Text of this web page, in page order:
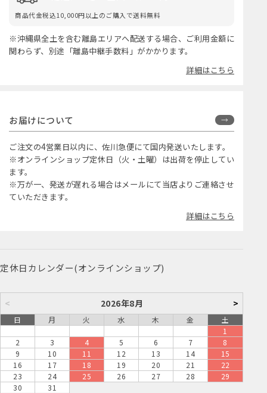
商品代金税込10,000円以上のご購入で送料無料
※沖縄県全土を含む離島エリアへ配送する場合、ご利用金額に
関わらず、別途「離島中継手数料」がかかります。
詳細はこちら
お届けについて
ご注文の4営業日以内に、佐川急便にて国内発送いたします。
※オンラインショップ定休日（火・土曜）は出荷を停止してい
ます。
※万が一、発送が遅れる場合はメールにて当店よりご連絡させ
ていただきます。
詳細はこちら
定休日カレンダー(オンラインショップ)
< 2026年8月 >
日 月 火 水 木 金
土
1
2
3 4 5 6 7
8
9
10 11 12 13 14
15
16
17 18 19 20 21
22
23
24 25 26 27 28
29
30
31